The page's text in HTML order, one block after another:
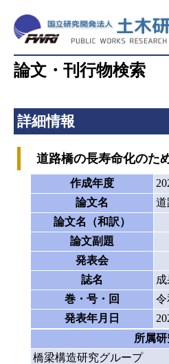
論文・刊行物検索
詳細情報
道路橋の長寿命化のた
作成年度
論文名
道
論文名（和訳）
論文副題
発表会
誌名
巻・号・回
令
発表年月日
所属
橋梁構造研究グループ